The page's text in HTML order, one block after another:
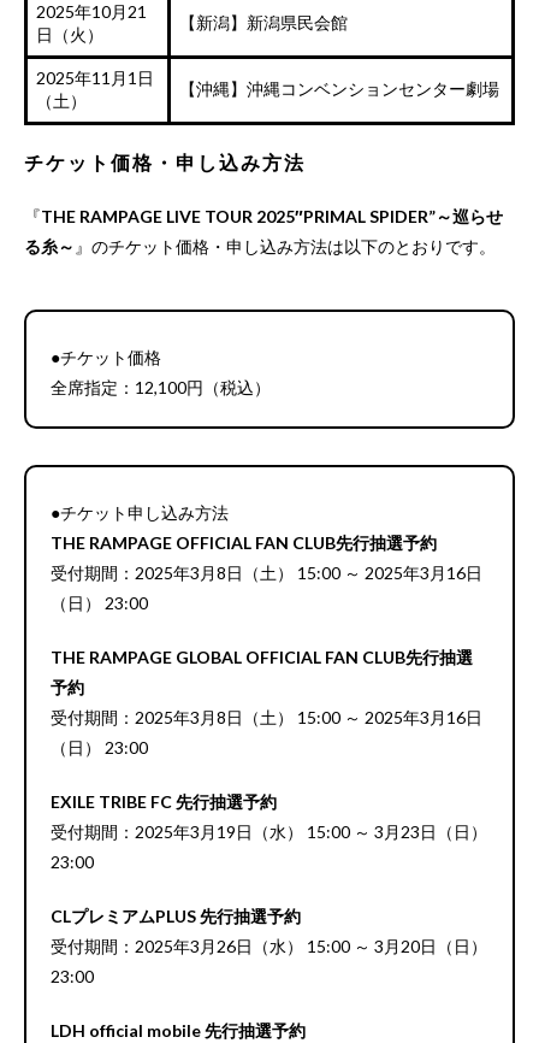
2025年10月21
日（火）
【新潟】新潟県民会館
2025年11月1日
（土）
【沖縄】沖縄コンベンションセンター劇場
チケット価格・申し込み方法
『THE RAMPAGE LIVE TOUR 2025″PRIMAL SPIDER”～巡らせ
る糸～ 』のチケット価格・申し込み方法は以下のとおりです。
●チケット価格
全席指定：12,100円（税込）
●チケット申し込み方法
THE RAMPAGE OFFICIAL FAN CLUB先行抽選予約
受付期間：2025年3月8日（土） 15:00 ～ 2025年3月16日
（日） 23:00
THE RAMPAGE GLOBAL OFFICIAL FAN CLUB先行抽選
予約
受付期間：2025年3月8日（土） 15:00 ～ 2025年3月16日
（日） 23:00
EXILE TRIBE FC 先行抽選予約
受付期間：2025年3月19日（水） 15:00 ～ 3月23日（日）
23:00
CLプレミアムPLUS 先行抽選予約
受付期間：2025年3月26日（水） 15:00 ～ 3月20日（日）
23:00
LDH official mobile 先行抽選予約